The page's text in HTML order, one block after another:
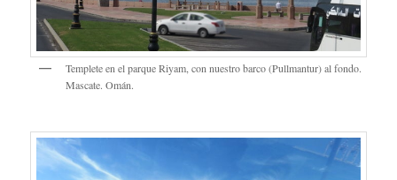
Templete en el parque Riyam, con nuestro barco (Pullmantur) al fondo.
Mascate. Omán.